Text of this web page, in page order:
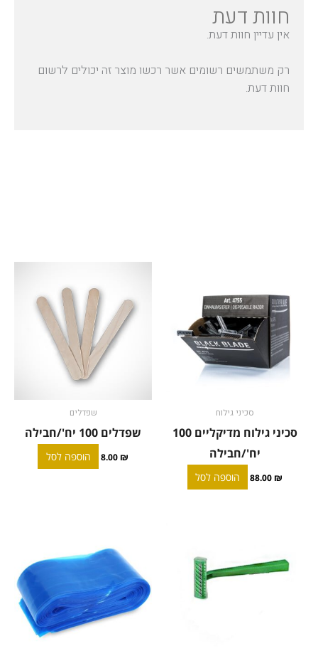
חוות דעת
אין עדיין חוות דעת.
רק משתמשים רשומים אשר רכשו מוצר זה יכולים לרשום
חוות דעת.
סכיני גילוח
סכיני גילוח מדיקליים 100
יח'/חבילה
88.00 ₪ הוספה לסל
שפדלים
שפדלים 100 יח'/חבילה
8.00 ₪ הוספה לסל